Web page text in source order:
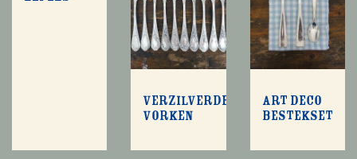
Verzilverde
vorken
Art deco
bestekset